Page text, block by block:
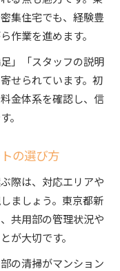
集住宅でも、経験豊
作業を進めます。
」「スタッフの説明
せられています。初
金体系を確認し、信
。
の選び方
際は、対応エリアや
ましょう。東京都新
共用部の管理状況や
が大切です。
の清掃がマンション